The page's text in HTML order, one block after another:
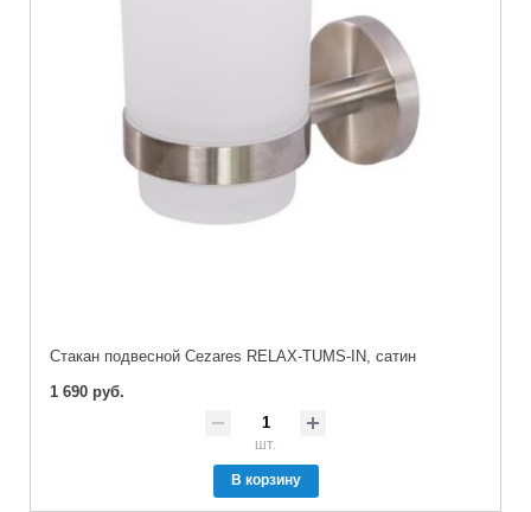
Стакан подвесной Cezares RELAX-TUMS-IN, сатин
1 690 руб.
шт.
В корзину